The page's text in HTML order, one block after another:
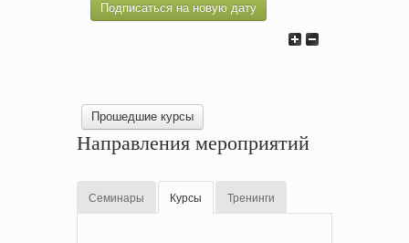
Подписаться на новую дату
Прошедшие курсы
Направления мероприятий
Семинары Курсы Тренинги